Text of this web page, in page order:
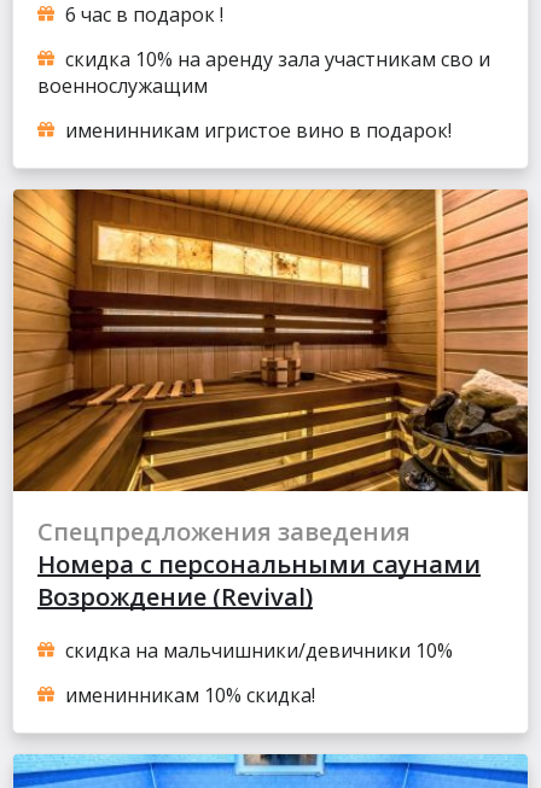
6 час в подарок !
скидка 10% на аренду зала участникам сво и
военнослужащим
именинникам игристое вино в подарок!
Спецпредложения заведения
Номера с персональными саунами
Возрождение (Revival)
скидка на мальчишники/девичники 10%
именинникам 10% скидка!